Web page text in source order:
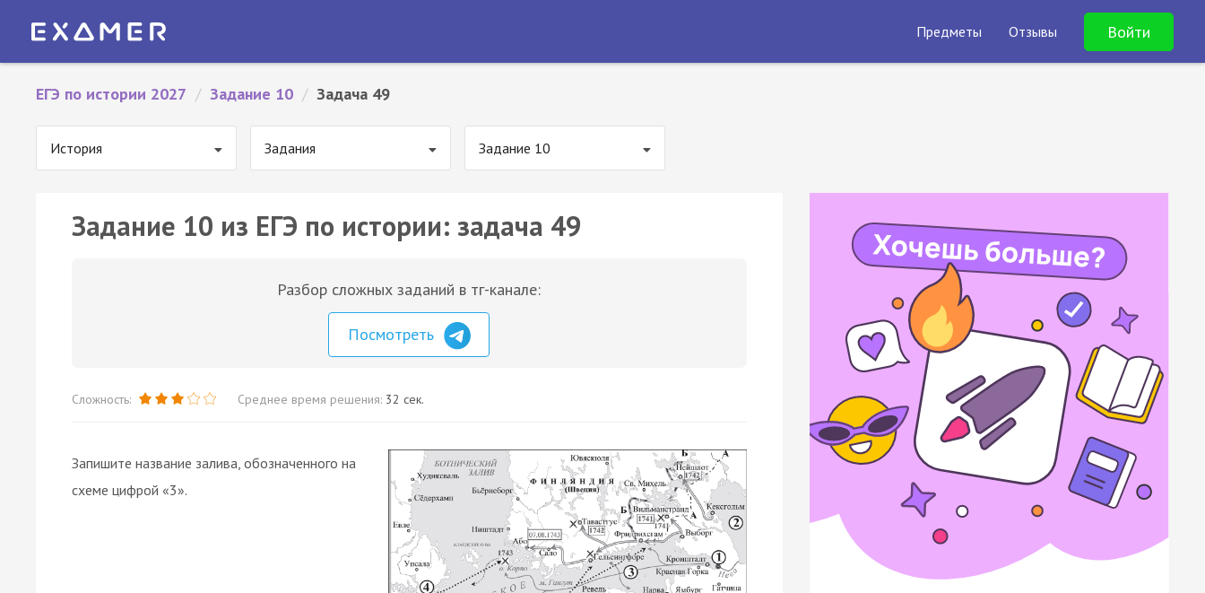
Предметы Отзывы Войти
ЕГЭ по истории 2027 / Задание 10 / Задача 49
История Задания Задание 10
Задание 10 из ЕГЭ по истории: задача 49
Разбор сложных заданий в тг-канале:
Посмотреть
Сложность: Среднее время решения: 32 сек.
Запишите название залива, обозначенного на
схеме цифрой «3».